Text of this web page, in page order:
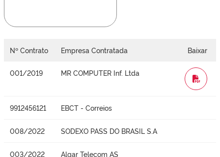
Nº Contrato Empresa Contratada Baixar
001/2019 MR COMPUTER Inf. Ltda
WORD
9912456121 EBCT - Correios
008/2022 SODEXO PASS DO BRASIL S.A
003/2022 Algar Telecom AS